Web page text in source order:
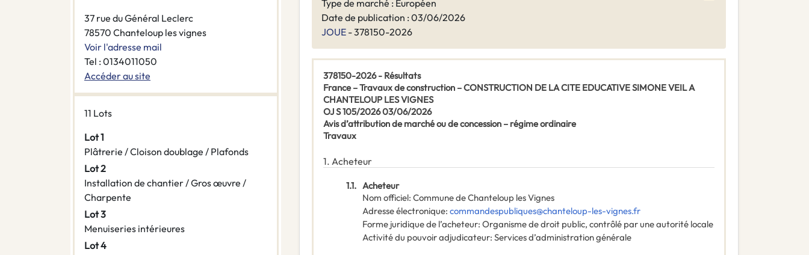
37 rue du Général Leclerc
78570 Chanteloup les vignes
Voir l'adresse mail
Tel : 0134011050
Accéder au site
11 Lots
Lot 1
Plâtrerie / Cloison doublage / Plafonds
Lot 2
Installation de chantier / Gros œuvre /
Charpente
Lot 3
Menuiseries intérieures
Lot 4
Type de marché : Européen
Date de publication : 03/06/2026
JOUE - 378150-2026
378150-2026 - Résultats
France – Travaux de construction – CONSTRUCTION DE LA CITE EDUCATIVE SIMONE VEIL A
CHANTELOUP LES VIGNES
OJ S 105/2026 03/06/2026
Avis d’attribution de marché ou de concession – régime ordinaire
Travaux
1. Acheteur
1.1. Acheteur
Nom officiel: Commune de Chanteloup les Vignes
Adresse électronique: commandespubliques@chanteloup-les-vignes.fr
Forme juridique de l’acheteur: Organisme de droit public, contrôlé par une autorité locale
Activité du pouvoir adjudicateur: Services d’administration générale